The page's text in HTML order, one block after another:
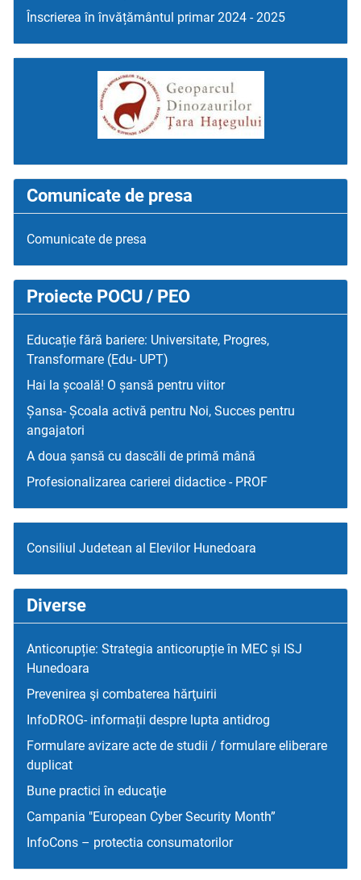
Înscrierea în învățământul primar 2024 - 2025
Comunicate de presa
Comunicate de presa
Proiecte POCU / PEO
Educație fără bariere: Universitate, Progres,
Transformare (Edu- UPT)
Hai la școală! O șansă pentru viitor
Șansa- Școala activă pentru Noi, Succes pentru
angajatori
A doua șansă cu dascăli de primă mână
Profesionalizarea carierei didactice - PROF
Consiliul Judetean al Elevilor Hunedoara
Diverse
Anticorupție: Strategia anticorupție în MEC și ISJ
Hunedoara
Prevenirea şi combaterea hărţuirii
InfoDROG- informații despre lupta antidrog
Formulare avizare acte de studii / formulare eliberare
duplicat
Bune practici în educaţie
Campania "European Cyber Security Month”
InfoCons – protectia consumatorilor